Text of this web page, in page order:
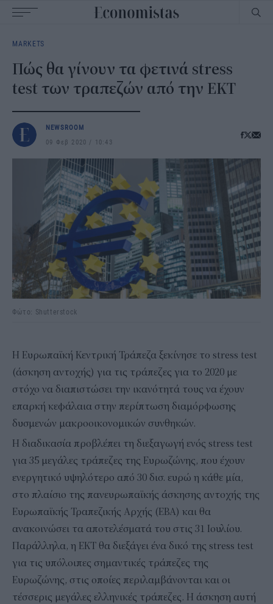
navigation
MARKETS
Πώς θα γίνουν τα φετινά stress
test των τραπεζών από την ΕΚΤ
NEWSROOM
09 Φεβ 2020
10:43
Φώτο: Shutterstock
H Eυρωπαϊκή Κεντρική Τράπεζα ξεκίνησε τo stress test
(άσκηση αντοχής) για τις τράπεζες για το 2020 με
στόχο να διαπιστώσει την ικανότητά τους να έχουν
επαρκή κεφάλαια στην περίπτωση διαμόρφωσης
δυσμενών μακροοικονομικών συνθηκών.
Η διαδικασία προβλέπει τη διεξαγωγή ενός stress test
για 35 μεγάλες τράπεζες της Ευρωζώνης, που έχουν
ενεργητικό υψηλότερο από 30 δισ. ευρώ η κάθε μία,
στο πλαίσιο της πανευρωπαϊκής άσκησης αντοχής της
Ευρωπαϊκής Τραπεζικής Αρχής (EBA) και θα
ανακοινώσει τα αποτελέσματά του στις 31 Ιουλίου.
Παράλληλα, η ΕΚΤ θα διεξάγει ένα δικό της stress test
για τις υπόλοιπες σημαντικές τράπεζες της
Ευρωζώνης, στις οποίες περιλαμβάνονται και οι
τέσσερις μεγάλες ελληνικές τράπεζες. Η άσκηση αυτή